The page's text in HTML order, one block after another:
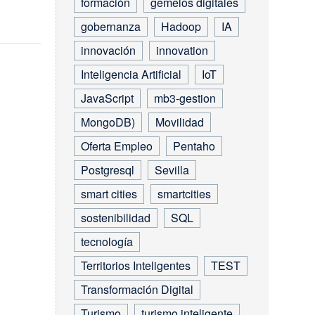
Las smart cities
son el camino a
seguir para conseguir
mejorar la vida de los
ciudadanos, a…
gobernanza
Hadoop
IA
innovación
innovation
Inteligencia Artificial
IoT
JavaScript
mb3-gestion
MongoDB)
Movilidad
Oferta Empleo
Pentaho
Postgresql
Sevilla
smart cities
smartcities
sostenibilidad
SQL
tecnología
Territorios Inteligentes
TEST
Transformación Digital